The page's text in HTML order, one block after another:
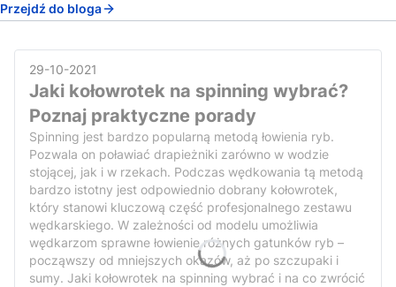
Przejdź do bloga
29-10-2021
Jaki kołowrotek na spinning wybrać?
Poznaj praktyczne porady
Spinning jest bardzo popularną metodą łowienia ryb.
Pozwala on poławiać drapieżniki zarówno w wodzie
stojącej, jak i w rzekach. Podczas wędkowania tą metodą
bardzo istotny jest odpowiednio dobrany kołowrotek,
który stanowi kluczową część profesjonalnego zestawu
wędkarskiego. W zależności od modelu umożliwia
wędkarzom sprawne łowienie różnych gatunków ryb –
począwszy od mniejszych okazów, aż po szczupaki i
sumy. Jaki kołowrotek na spinning wybrać i na co zwrócić